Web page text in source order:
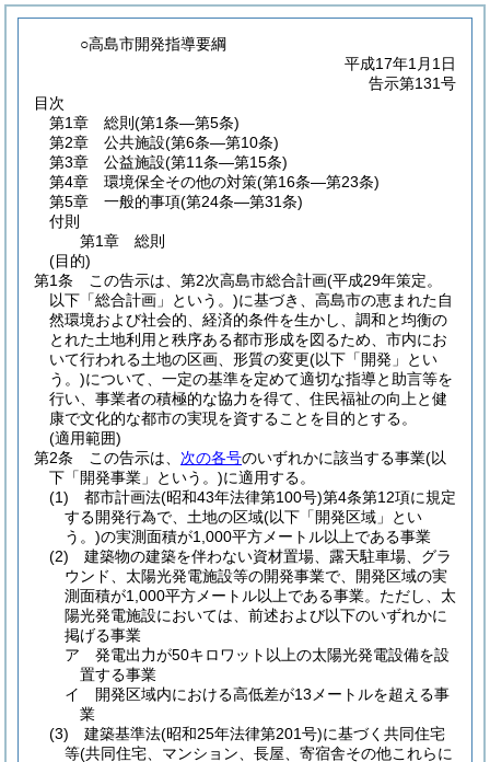
○高島市開発指導要綱
平成17年1月1日
告示第131号
目次
第1章
総則 (第1条―第5条)
第2章
公共施設(第6条―第10条)
第3章
公益施設(第11条―第15条)
第4章
環境保全その他の対策(第16条―第23条)
第5章
一般的事項(第24条―第31条)
付則
第1章
総則
(目的)
第1条
この告示は、第2次高島市総合計画(平成29年策定。
以下「総合計画」という。)に基づき、高島市の恵まれた自
然環境および社会的、経済的条件を生かし、調和と均衡の
とれた土地利用と秩序ある都市形成を図るため、市内にお
いて行われる土地の区画、形質の変更(以下「開発」とい
う。)について、一定の基準を定めて適切な指導と助言等を
行い、事業者の積極的な協力を得て、住民福祉の向上と健
康で文化的な都市の実現を資することを目的とする。
(適用範囲)
第2条
この告示は、 次の各号のいずれかに該当する事業(以
下「開発事業」という。)に適用する。
(1)
都市計画法(昭和43年法律第100号)第4条第12項に規定
する開発行為で、土地の区域(以下「開発区域」とい
う。)の実測面積が1,000平方メートル以上である事業
(2)
建築物の建築を伴わない資材置場、露天駐車場、グラ
ウンド、太陽光発電施設等の開発事業で、開発区域の実
測面積が1,000平方メートル以上である事業。 ただし、太
陽光発電施設においては、前述および以下のいずれかに
掲げる事業
ア
発電出力が50キロワット以上の太陽光発電設備を設
置する事業
イ
開発区域内における高低差が13メートルを超える事
業
(3)
建築基準法(昭和25年法律第201号)に基づく共同住宅
等(共同住宅、マンション、長屋、寄宿舎その他これらに